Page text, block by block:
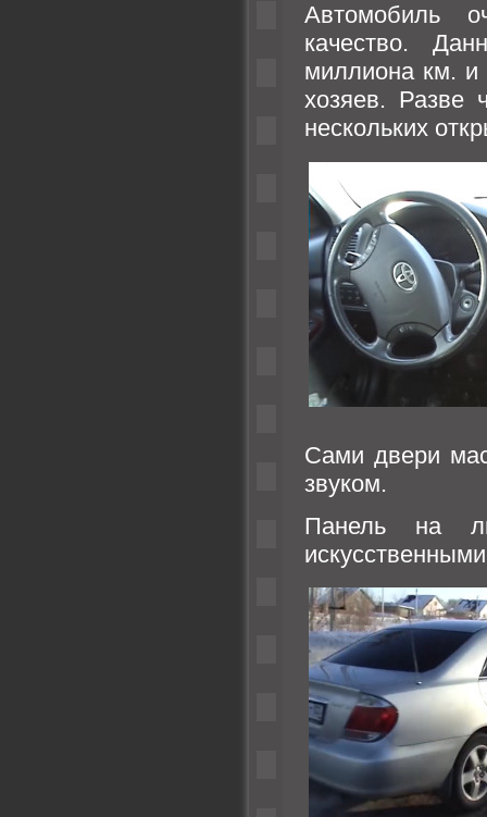
Автомобиль
качество.
миллиона км. и
хозяев. Разве
нескольких
Сами двери
звуком.
Панель на